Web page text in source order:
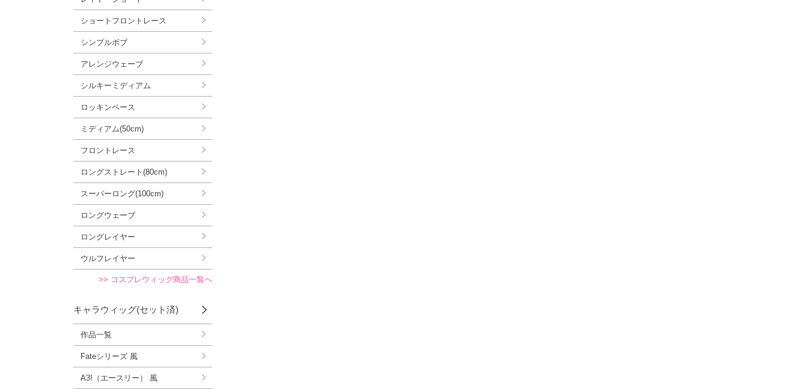
ショートフロントレース
シンプルボブ
アレンジウェーブ
シルキーミディアム
ロッキンベース
ミディアム(50cm)
フロントレース
ロングストレート(80cm)
スーパーロング(100cm)
ロングウェーブ
ロングレイヤー
ウルフレイヤー
>> コスプレウィッグ商品一覧へ
キャラウィッグ(セット済)
作品一覧
Fateシリーズ 風
A3!（エースリー） 風